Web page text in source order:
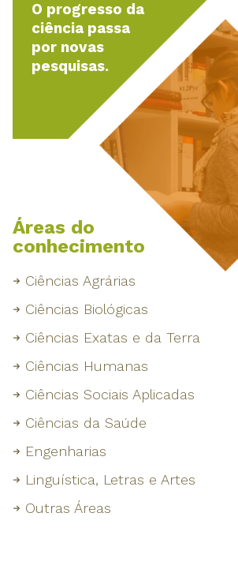
O progresso da
ciência passa
por novas
pesquisas.
Áreas do
conhecimento
Ciências Agrárias
Ciências Biológicas
Ciências Exatas e da Terra
Ciências Humanas
Ciências Sociais Aplicadas
Ciências da Saúde
Engenharias
Linguística, Letras e Artes
Outras Áreas